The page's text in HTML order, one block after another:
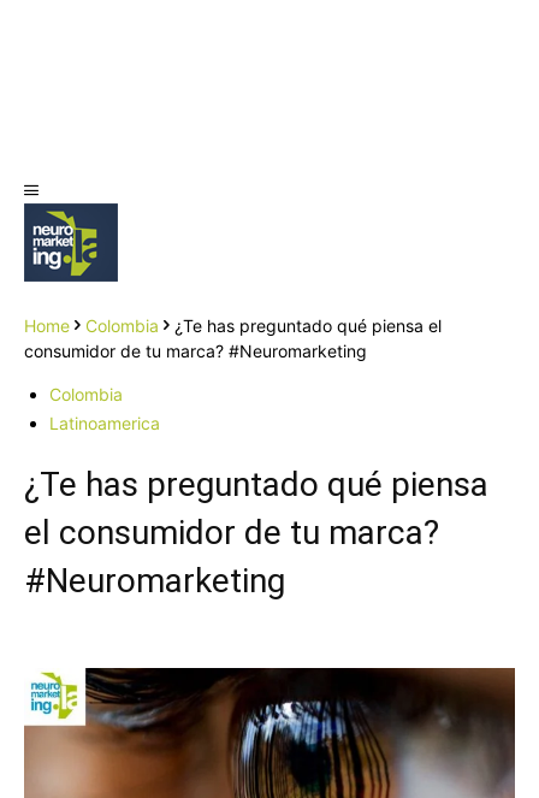
Home Colombia
¿Te has preguntado qué piensa el
consumidor de tu marca? #Neuromarketing
Colombia
Latinoamerica
¿Te has preguntado qué piensa
el consumidor de tu marca?
#Neuromarketing